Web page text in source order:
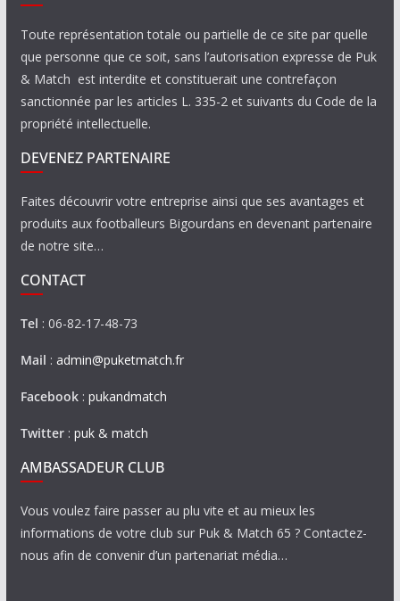
Toute représentation totale ou partielle de ce site par quelle
que personne que ce soit, sans l’autorisation expresse de Puk
& Match est interdite et constituerait une contrefaçon
sanctionnée par les articles L. 335-2 et suivants du Code de la
propriété intellectuelle.
DEVENEZ PARTENAIRE
Faites découvrir votre entreprise ainsi que ses avantages et
produits aux footballeurs Bigourdans en devenant partenaire
de notre site…
CONTACT
Tel : 06-82-17-48-73
Mail : admin@puketmatch.fr
Facebook: pukandmatch
Twitter: puk & match
AMBASSADEUR CLUB
Vous voulez faire passer au plu vite et au mieux les
informations de votre club sur Puk & Match 65 ? Contactez-
nous afin de convenir d’un partenariat média…